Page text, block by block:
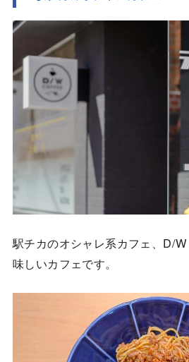
駅チカのオシャレ系カフェ、D/
味しいカフェです。